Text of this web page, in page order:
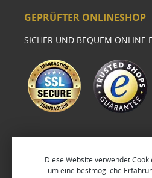
GEPRÜFTER ONLINESHOP
SICHER UND BEQUEM ONLINE
Diese Website verwendet
um eine bestmögliche